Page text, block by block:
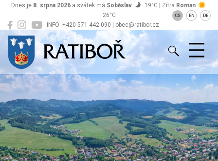
INFO: +420 571 442 090 | obec@ratibor.cz
Dnes je 8. srpna 2026 a svátek má Soběslav 19°C | Zítra Roman
26°C
CS EN DE
Ratiboř